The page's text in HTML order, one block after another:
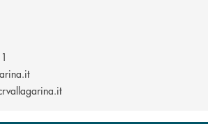
(si apre l’app di posta elettronica)
(si apre l’app di posta